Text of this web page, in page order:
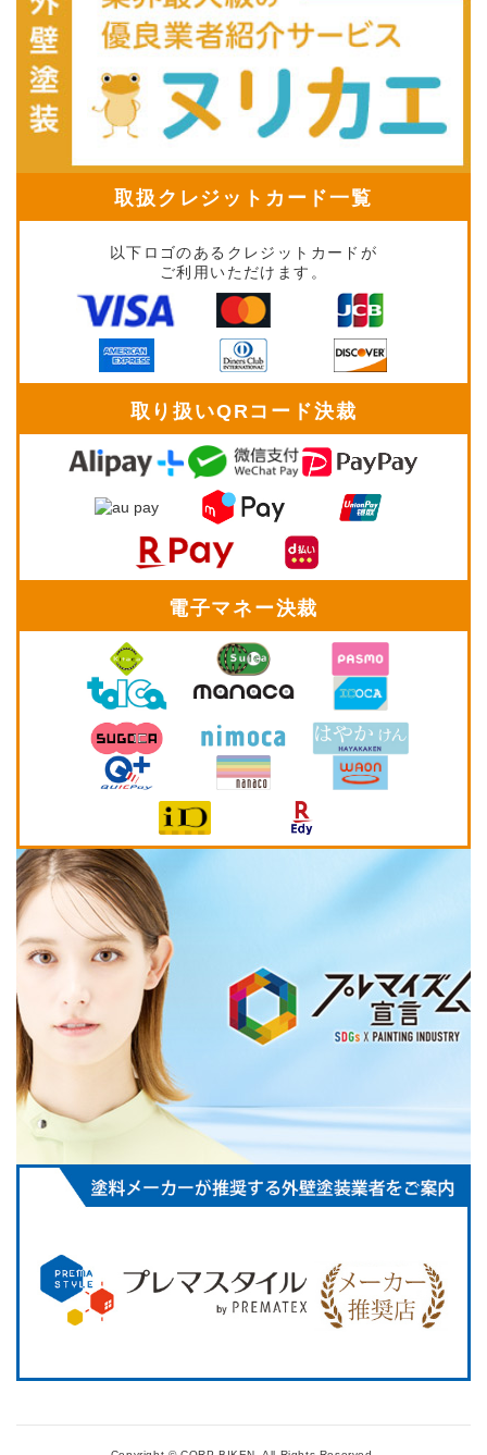
取扱クレジットカード一覧
以下ロゴのあるクレジットカードが
ご利用いただけます。
取り扱いQRコード決裁
電子マネー決裁